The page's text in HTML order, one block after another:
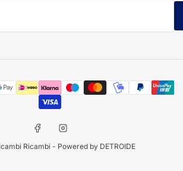
Modalità
di
pagamento
FacebookInstagram
Ricambi - Powered by DETROIDE